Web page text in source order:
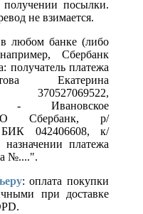
посылки.
не взимается.
в любом банке (либо
Сбербанк
получатель платежа
Екатерина
- Ивановское
Сбербанк, р/
БИК 042406608, к/
платежа
№....".
: оплата покупки
при доставке